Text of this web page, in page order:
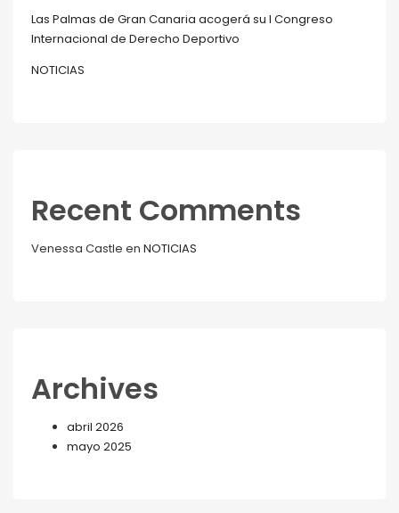
Las Palmas de Gran Canaria acogerá su I Congreso
Internacional de Derecho Deportivo
NOTICIAS
Recent Comments
Venessa Castle en NOTICIAS
Archives
abril 2026
mayo 2025